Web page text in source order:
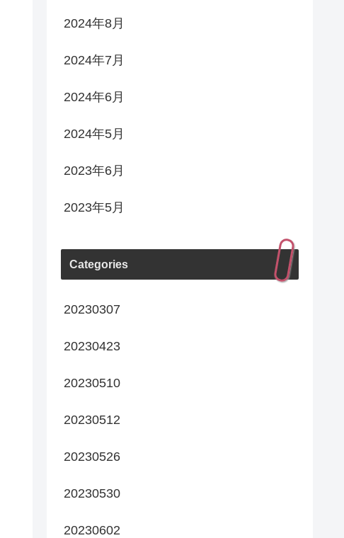
2024年8月
2024年7月
2024年6月
2024年5月
2023年6月
2023年5月
Categories
20230307
20230423
20230510
20230512
20230526
20230530
20230602